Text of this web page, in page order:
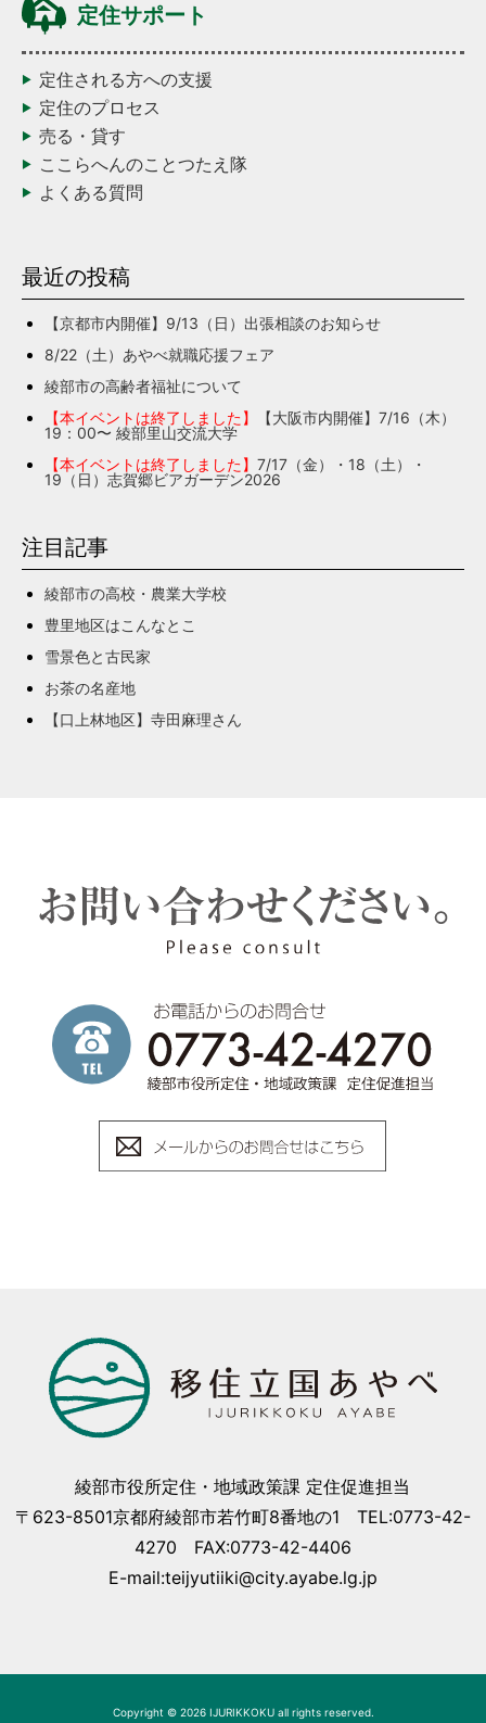
定住サポート
定住される方への支援
定住のプロセス
売る・貸す
ここらへんのことつたえ隊
よくある質問
最近の投稿
【京都市内開催】9/13（日）出張相談のお知らせ
8/22（土）あやべ就職応援フェア
綾部市の高齢者福祉について
【本イベントは終了しました】
【大阪市内開催】7/16（木）
19：00〜 綾部里山交流大学
【本イベントは終了しました】 7/17（金）・18（土）・
19（日）志賀郷ビアガーデン2026
注目記事
綾部市の高校・農業大学校
豊里地区はこんなとこ
雪景色と古民家
お茶の名産地
【口上林地区】寺田麻理さん
綾部市役所定住・地域政策課 定住促進担当
〒623-8501京都府綾部市若竹町8番地の1 TEL:0773-42-
4270 FAX:0773-42-4406
E-mail:teijyutiiki@city.ayabe.lg.jp
Copyright © 2026 IJURIKKOKU all rights reserved.